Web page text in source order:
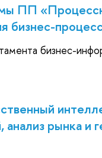
ПП
бизнес-
бизнес-
анализ рынка